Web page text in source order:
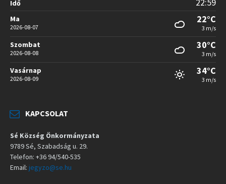
Idő
Ma
2026-08-07
22°C
3 m/s
Szombat
2026-08-08
30°C
3 m/s
Vasárnap
2026-08-09
34°C
3 m/s
KAPCSOLAT
Sé Község Önkormányzata
9789 Sé, Szabadság u. 29.
Telefon: +36 94/540-535
Email: jegyzo@se.hu